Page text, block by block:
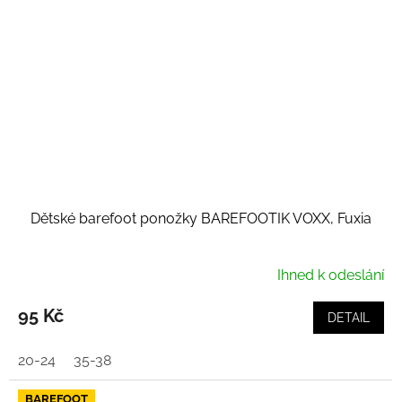
Dětské barefoot ponožky BAREFOOTIK VOXX, Fuxia
Ihned k odeslání
95 Kč DETAIL
20-24 35-38
BAREFOOT